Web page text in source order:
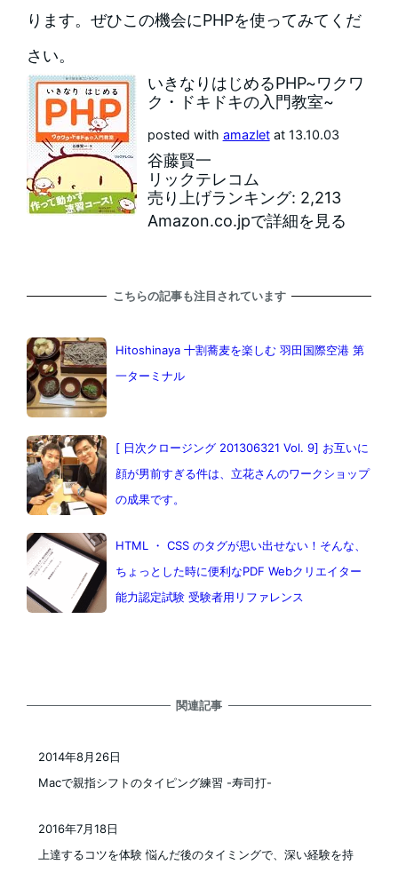
ります。ぜひこの機会にPHPを使ってみてくだ
さい。
いきなりはじめるPHP~ワクワ
ク・ドキドキの入門教室~
posted with amazletat 13.10.03
谷藤賢一
リックテレコム
売り上げランキング: 2,213
Amazon.co.jpで詳細を見る
こちらの記事も注目されています
Hitoshinaya 十割蕎麦を楽しむ 羽田国際空港 第
一ターミナル
[ 日次クロージング 201306321 Vol. 9] お互いに
顔が男前すぎる件は、立花さんのワークショップ
の成果です。
HTML ・ CSS のタグが思い出せない！そんな、
ちょっとした時に便利なPDF Webクリエイター
能力認定試験 受験者用リファレンス
関連記事
Macで親指シフトのタイピング練習 -寿司打-
2014年8月26日
上達するコツを体験 悩んだ後のタイミングで、深い経験を持
投稿日
2016年7月18日